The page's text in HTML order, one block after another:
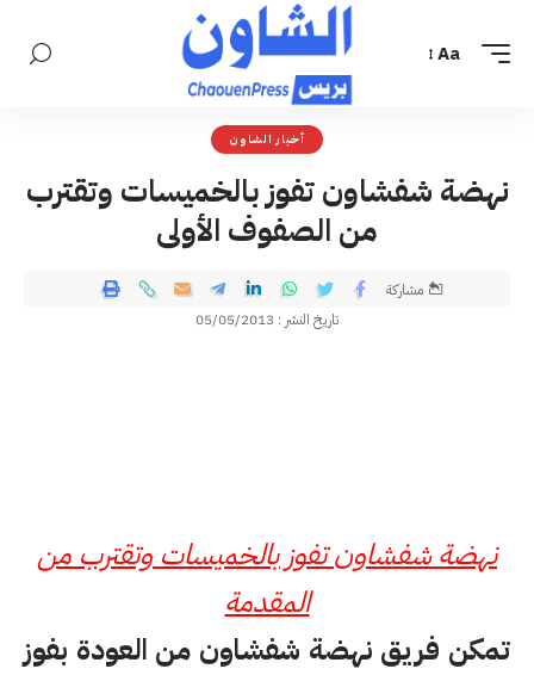
Aa
أخبار الشاون
نهضة شفشاون تفوز بالخميسات وتقترب
من الصفوف الأولى
تاريخ النشر : 05/05/2013
مشاركة
نهضة شفشاون تفوز بالخميسات وتقترب من
المقدمة
تمكن فريق نهضة شفشاون من العودة بفوز